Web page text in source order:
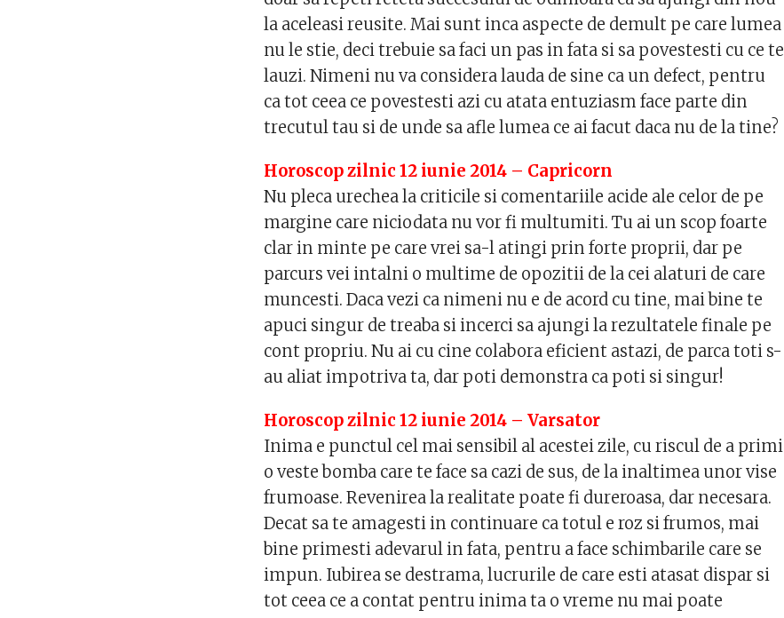
la aceleasi reusite. Mai sunt inca aspecte de demult pe care lumea
nu le stie, deci trebuie sa faci un pas in fata si sa povestesti cu ce te
lauzi. Nimeni nu va considera lauda de sine ca un defect, pentru
ca tot ceea ce povestesti azi cu atata entuziasm face parte din
trecutul tau si de unde sa afle lumea ce ai facut daca nu de la tine?
Horoscop zilnic 12 iunie 2014 – Capricorn
Nu pleca urechea la criticile si comentariile acide ale celor de pe
margine care niciodata nu vor fi multumiti. Tu ai un scop foarte
clar in minte pe care vrei sa-l atingi prin forte proprii, dar pe
parcurs vei intalni o multime de opozitii de la cei alaturi de care
muncesti. Daca vezi ca nimeni nu e de acord cu tine, mai bine te
apuci singur de treaba si incerci sa ajungi la rezultatele finale pe
cont propriu. Nu ai cu cine colabora eficient astazi, de parca toti s-
au aliat impotriva ta, dar poti demonstra ca poti si singur!
Horoscop zilnic 12 iunie 2014 – Varsator
Inima e punctul cel mai sensibil al acestei zile, cu riscul de a primi
o veste bomba care te face sa cazi de sus, de la inaltimea unor vise
frumoase. Revenirea la realitate poate fi dureroasa, dar necesara.
Decat sa te amagesti in continuare ca totul e roz si frumos, mai
bine primesti adevarul in fata, pentru a face schimbarile care se
impun. Iubirea se destrama, lucrurile de care esti atasat dispar si
tot ceea ce a contat pentru inima ta o vreme nu mai poate